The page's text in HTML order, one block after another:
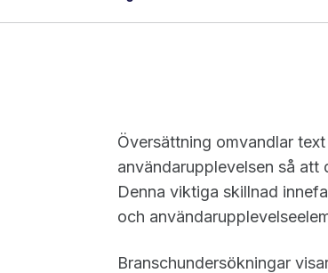
Översättning omvandlar
användarupplevelsen så
Denna viktiga skillnad
och
Branschundersökningar